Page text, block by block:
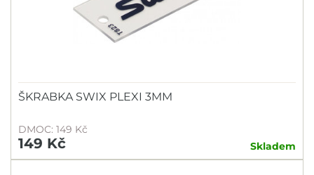
ŠKRABKA SWIX PLEXI 3MM
DMOC: 149 Kč
149 Kč Skladem